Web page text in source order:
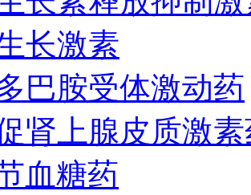
长激素
巴胺受体激动药
肾上腺皮质激
血糖药